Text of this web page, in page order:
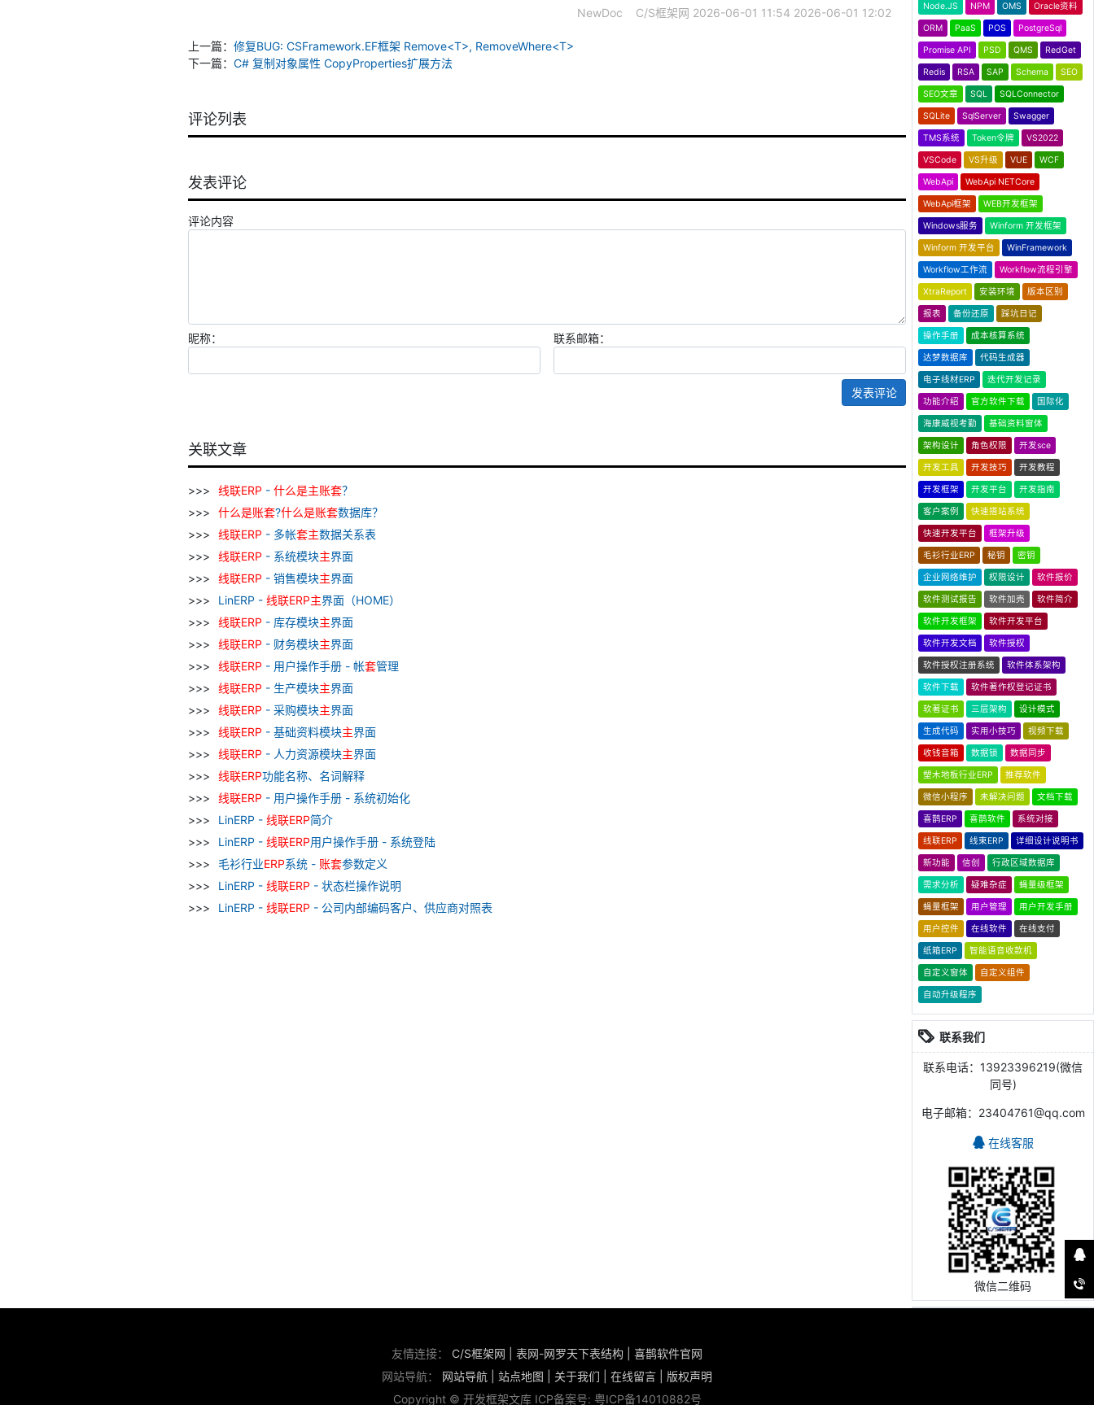
NewDoc C/S框架网 2026-06-01 11:54 2026-06-01 12:02
上一篇： 修复BUG: CSFramework.EF框架 Remove<T>, RemoveWhere<T>
下一篇： C# 复制对象属性 CopyProperties扩展方法
评论列表
发表评论
评论内容
昵称： 联系邮箱：
发表评论
关联文章
线联ERP - 什么是主账套？
什么是账套?什么是账套数据库？
线联ERP - 多帐套主数据关系表
线联ERP - 系统模块主界面
线联ERP - 销售模块主界面
LinERP - 线联ERP主界面（HOME）
线联ERP - 库存模块主界面
线联ERP - 财务模块主界面
线联ERP - 用户操作手册 - 帐套管理
线联ERP - 生产模块主界面
线联ERP - 采购模块主界面
线联ERP - 基础资料模块主界面
线联ERP - 人力资源模块主界面
线联ERP功能名称、名词解释
线联ERP - 用户操作手册 - 系统初始化
LinERP - 线联ERP简介
LinERP - 线联ERP用户操作手册 - 系统登陆
毛衫行业ERP系统 - 账套参数定义
LinERP - 线联ERP - 状态栏操作说明
LinERP - 线联ERP - 公司内部编码客户、供应商对照表
Node.JS NPM OMS Oracle资料
ORM PaaS POS PostgreSql
Promise API PSD QMS RedGet
Redis RSA SAP Schema SEO
SEO文章 SQL SQLConnector
SQLite SqlServer Swagger
TMS系统 Token令牌 VS2022
VSCode VS升级 VUE WCF
WebApi WebApi NETCore
WebApi框架 WEB开发框架
Windows服务 Winform 开发框架
Winform 开发平台 WinFramework
Workflow工作流 Workflow流程引擎
XtraReport 安装环境 版本区别
报表 备份还原 踩坑日记
操作手册 成本核算系统
达梦数据库 代码生成器
电子线材ERP 迭代开发记录
功能介绍 官方软件下载 国际化
海康威视考勤 基础资料窗体
架构设计 角色权限 开发sce
开发工具 开发技巧 开发教程
开发框架 开发平台 开发指南
客户案例 快速搭站系统
快速开发平台 框架升级
毛衫行业ERP 秘钥 密钥
企业网络维护 权限设计 软件报价
软件测试报告 软件加壳 软件简介
软件开发框架 软件开发平台
软件开发文档 软件授权
软件授权注册系统 软件体系架构
软件下载 软件著作权登记证书
软著证书 三层架构 设计模式
生成代码 实用小技巧 视频下载
收钱音箱 数据锁 数据同步
塑木地板行业ERP 推荐软件
微信小程序 未解决问题 文档下载
喜鹊ERP 喜鹊软件 系统对接
线联ERP 线束ERP 详细设计说明书
新功能 信创 行政区域数据库
需求分析 疑难杂症 蝇量级框架
蝇量框架 用户管理 用户开发手册
用户控件 在线软件 在线支付
纸箱ERP 智能语音收款机
自定义窗体 自定义组件
自动升级程序
联系我们
联系电话：13923396219(微信
同号)
电子邮箱：23404761@qq.com
在线客服
微信二维码
友情连接： C/S框架网 表网-网罗天下表结构
喜鹊软件官网
网站导航： 网站导航 站点地图 关于我们 在线留言
版权声明
Copyright © 开发框架文库 ICP备案号: 粤ICP备14010882号